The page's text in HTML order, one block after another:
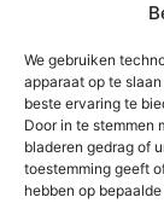
We gebruiken
apparaat op te
beste ervaring te
Door in te stemmen
bladeren gedrag of
toestemming geeft
hebben op
Marokko
IJsland
Malta
Roemenië